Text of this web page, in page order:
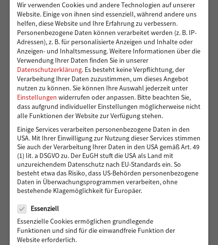
Sicher von A nach B für Peshmarga und Shvan
Ein sicherer Ort für Kinder, die viel zu früh
Verantwortung übernehmen – 14.000 Euro für die
Kindergruppen der Vereinigung Pestalozzi
Toben und Spielen: Bewegungsraum für die Kita
Eddelbüttelstraße in Harburg
Vier Reifen für eine bessere Zukunft: Ein neues Auto
für Muhsin und seine Familie
488 Euro gedreht für den guten Zweck: Radisson Blu
Hotel Hamburg unterstützt Hörer helfen Kindern
Wir verwenden Cookies und andere Technologien auf unserer
Website. Einige von ihnen sind essenziell, während andere uns
helfen, diese Website und Ihre Erfahrung zu verbessern.
Personenbezogene Daten können verarbeitet werden (z. B. IP-
Adressen), z. B. für personalisierte Anzeigen und Inhalte oder
Anzeigen- und Inhaltsmessung.Weitere Informationen über die
Verwendung Ihrer Daten finden Sie in unserer
Datenschutzerklärung. Es besteht keine Verpflichtung, der
Verarbeitung Ihrer Daten zuzustimmen, um dieses Angebot
nutzen zu können.Sie können Ihre Auswahl jederzeit unter
Einstellungen widerrufen oder anpassen. Bitte beachten Sie,
dass aufgrund individueller Einstellungen möglicherweise nicht
alle Funktionen der Website zur Verfügung stehen.
Einige Services verarbeiten personenbezogene Daten in den
USA. Mit Ihrer Einwilligung zur Nutzung dieser Services stimmen
Sie auch der Verarbeitung Ihrer Daten in den USA gemäß Art. 49
(1) lit. a DSGVO zu. Der EuGH stuft die USA als Land mit
unzureichendem Datenschutz nach EU-Standards ein. So
besteht etwa das Risiko, dass US-Behörden personenbezogene
Daten in Überwachungsprogrammen verarbeiten, ohne
bestehende Klagemöglichkeit für Europäer.
Essenziell
Essenzielle Cookies ermöglichen grundlegende
Funktionen und sind für die einwandfreie Funktion der
Website erforderlich.